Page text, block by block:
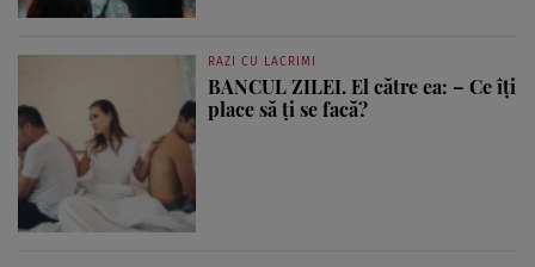
RAZI CU LACRIMI
BANCUL ZILEI. El către ea: – Ce îți
place să ți se facă?